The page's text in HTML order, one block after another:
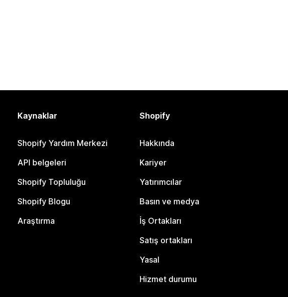
Kaynaklar
Shopify Yardım Merkezi
API belgeleri
Shopify Topluluğu
Shopify Blogu
Araştırma
Shopify
Hakkında
Kariyer
Yatırımcılar
Basın ve medya
İş Ortakları
Satış ortakları
Yasal
Hizmet durumu